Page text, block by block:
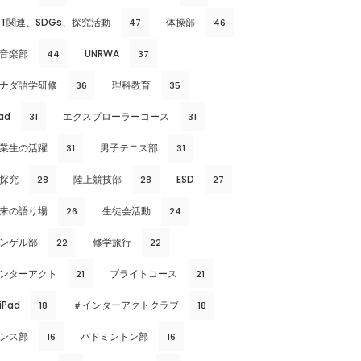
関連、SDGs、探究活動 47 体操部 46
楽部 44 UNRWA 37
ダ語学研修 36 理科教育 35
31 エクスプローラーコース 31
生の活躍 31 男子テニス部 31
究 28 陸上競技部 28 ESD 27
の語り場 26 生徒会活動 24
ゲル部 22 修学旅行 22
ターアクト 21 ブライトコース 21
18 ＃インターアクトクラブ 18
ス部 16 バドミントン部 16